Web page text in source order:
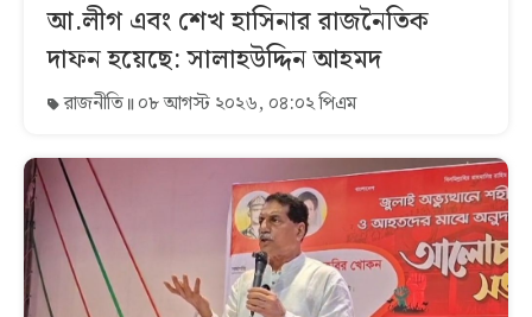
আ.লীগ এবং শেখ হাসিনার রাজনৈতিক
দাফন হয়েছে: সালাহউদ্দিন আহমদ
রাজনীতি ০৮ আগস্ট ২০২৬, ০৪:০২ পিএম